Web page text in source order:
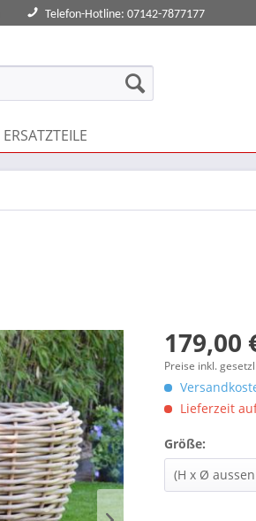
Telefon-Hotline: 07142-7877177
ERSATZTEILE
179,00
Preise inkl.
Lieferzeit
Größe: